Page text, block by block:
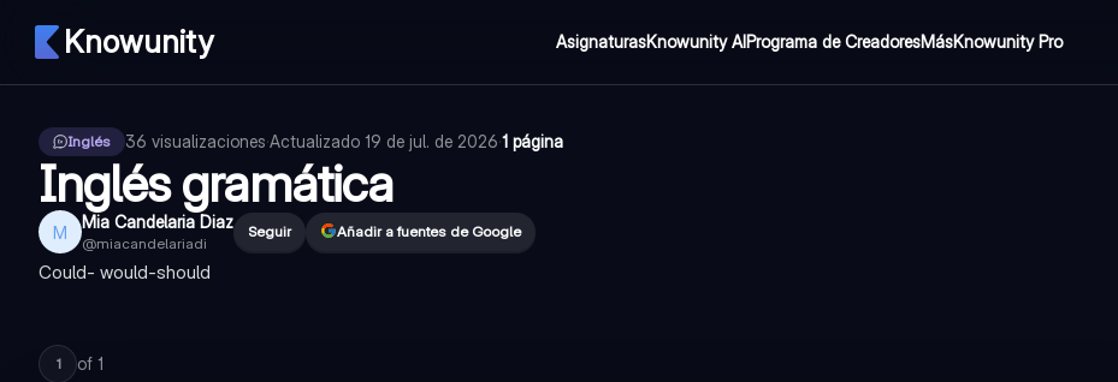
Knowunity AsignaturasKnowunity AIPrograma de CreadoresMásKnowunity Pro
Inglés 36 visualizaciones·Actualizado 19 de jul. de 2026·1 página
Inglés gramática
M Mia Candelaria Diaz
@miacandelariadi
Seguir Añadir a fuentes de Google
Could- would-should
1 of 1